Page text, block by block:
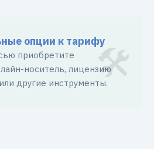
опции к тарифу
приобретите
носитель, лицензию
другие инструменты.